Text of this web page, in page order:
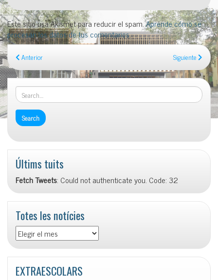
Este sitio usa Akismet para reducir el spam.Aprende cómo se
procesan los datos de tus comentarios.
Anterior Siguiente
Últims tuits
Fetch Tweets: Could not authenticate you. Code: 32
Totes les notícies
Totes
les
notícies
EXTRAESCOLARS